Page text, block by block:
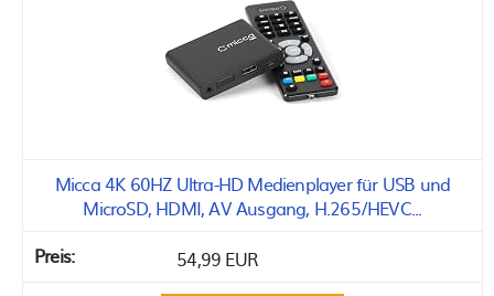
Micca 4K 60HZ Ultra-HD Medienplayer für USB und
MicroSD, HDMI, AV Ausgang, H.265/HEVC...
54,99 EUR